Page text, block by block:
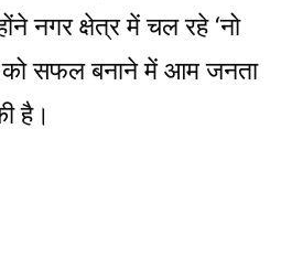
नगर क्षेत्र में चल रहे ‘नो
को सफल बनाने में आम जनता
है।